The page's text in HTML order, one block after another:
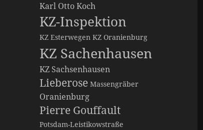
Karl Otto Koch
KZ-Inspektion
KZ Esterwegen KZ Oranienburg
KZ Sachenhausen
KZ Sachsenhausen
Lieberose Massengräber
Oranienburg
Pierre Gouffault
Potsdam-Leistikowstraße